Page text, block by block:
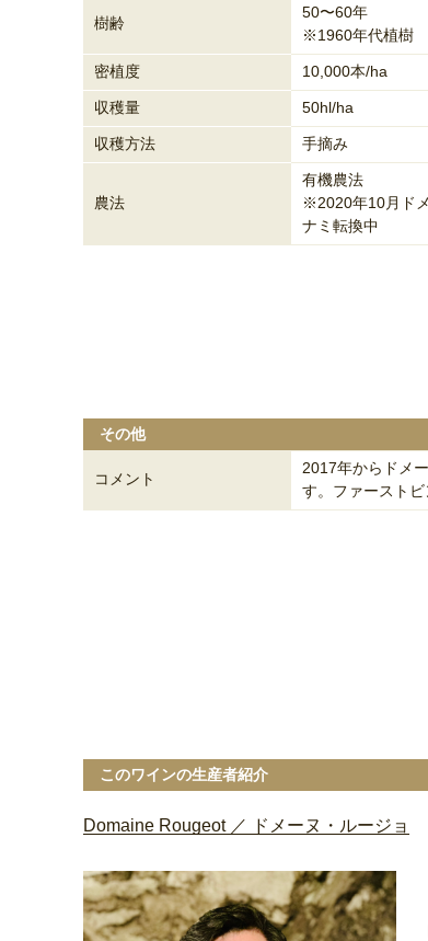
樹齢
50〜60年
※1960年代植樹
密植度 10,000本/ha
収穫量 50hl/ha
収穫方法 手摘み
農法
有機農法
※2020年10月ド
ナミ転換中
その他
コメント
2017年からドメ
す。ファーストビ
このワインの生産者紹介
Domaine Rougeot ／ ドメーヌ・ルージョ